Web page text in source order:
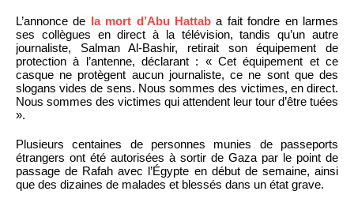
L’annonce de la mort d’Abu Hattab a fait fondre en larmes
ses collègues en direct à la télévision, tandis qu’un autre
journaliste, Salman Al-Bashir, retirait son équipement de
protection à l’antenne, déclarant : « Cet équipement et ce
casque ne protègent aucun journaliste, ce ne sont que des
slogans vides de sens. Nous sommes des victimes, en direct.
Nous sommes des victimes qui attendent leur tour d’être tuées
».
Plusieurs centaines de personnes munies de passeports
étrangers ont été autorisées à sortir de Gaza par le point de
passage de Rafah avec l’Égypte en début de semaine, ainsi
que des dizaines de malades et blessés dans un état grave.